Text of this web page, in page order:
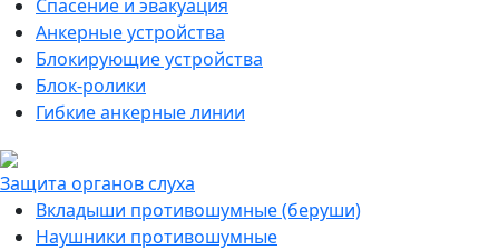
Спасение и эвакуация
Анкерные устройства
Блокирующие устройства
Блок-ролики
Гибкие анкерные линии
Защита органов слуха
Вкладыши противошумные (беруши)
Наушники противошумные